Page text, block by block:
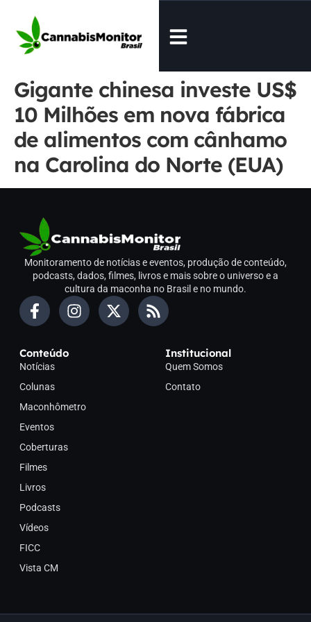
Gigante chinesa investe US$
10 Milhões em nova fábrica
de alimentos com cânhamo
na Carolina do Norte (EUA)
Monitoramento de notícias e eventos, produção de conteúdo,
podcasts, dados, filmes, livros e mais sobre o universo e a
cultura da maconha no Brasil e no mundo.
Conteúdo
Notícias
Colunas
Maconhômetro
Eventos
Coberturas
Filmes
Livros
Podcasts
Vídeos
FICC
Vista CM
Institucional
Quem Somos
Contato